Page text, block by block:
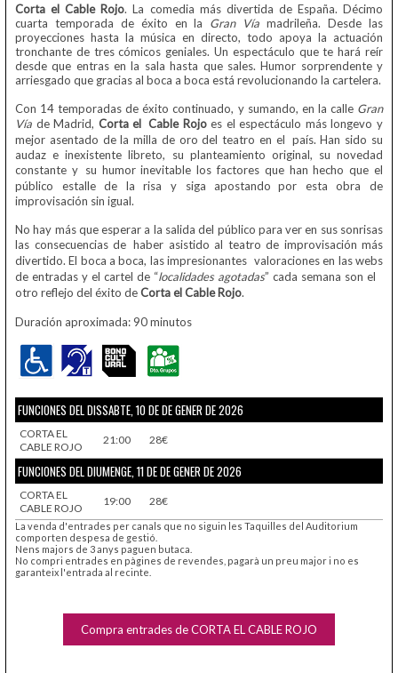
Corta el Cable Rojo. La comedia más divertida de España. Décimo
cuarta temporada de éxito en la Gran Vía madrileña. Desde las
proyecciones hasta la música en directo, todo apoya la actuación
tronchante de tres cómicos geniales. Un espectáculo que te hará reír
desde que entras en la sala hasta que sales. Humor sorprendente y
arriesgado que gracias al boca a boca está revolucionando la cartelera.
Con 14 temporadas de éxito continuado, y sumando, en la calle Gran
Vía de Madrid, Corta el Cable Rojoes el espectáculo más longevo y
mejor asentado de la milla de oro del teatro en el país. Han sido su
audaz e inexistente libreto, su planteamiento original, su novedad
constante y su humor inevitable los factores que han hecho que el
público estalle de la risa y siga apostando por esta obra de
improvisación sin igual.
No hay más que esperar a la salida del público para ver en sus sonrisas
las consecuencias de haber asistido al teatro de improvisación más
divertido. El boca a boca, las impresionantes valoraciones en las webs
de entradas y el cartel de “localidades agotadas” cada semana son el
otro reflejo del éxito deCorta el Cable Rojo.
Duración aproximada: 90 minutos
FUNCIONES DEL DISSABTE, 10 DE DE GENER DE 2026
CORTA EL
CABLE ROJO
21:00 28€
FUNCIONES DEL DIUMENGE, 11 DE DE GENER DE 2026
CORTA EL
CABLE ROJO
19:00 28€
La venda d'entrades per canals que no siguin les Taquilles del Auditorium
comporten despesa de gestió.
Nens majors de 3 anys paguen butaca.
No compri entrades en pàgines de revendes, pagarà un preu major i no es
garanteix l'entrada al recinte.
Compra entrades de CORTA EL CABLE ROJO